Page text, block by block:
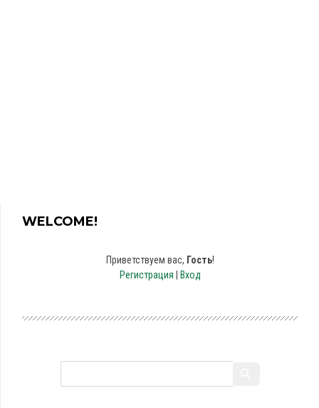
WELCOME!
Приветствуем вас, Гость!
Регистрация
Вход